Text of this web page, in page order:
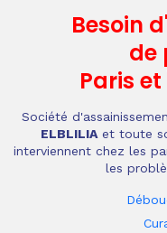
Besoin
de
Paris
Société
ELBLILIA et toute
interviennent chez les
les